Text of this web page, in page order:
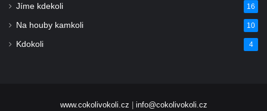
Jíme kdekoli 16
Na houby kamkoli 10
Kdokoli 4
www.cokolivokoli.cz info@cokolivokoli.cz